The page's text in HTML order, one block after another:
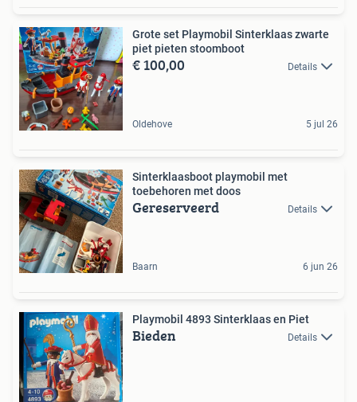
Grote set Playmobil Sinterklaas zwarte
piet pieten stoomboot
€ 100,00 Details
Oldehove 5 jul 26
Sinterklaasboot playmobil met
toebehoren met doos
Gereserveerd Details
Baarn 6 jun 26
Playmobil 4893 Sinterklaas en Piet
Bieden Details